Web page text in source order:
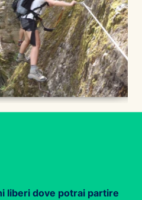
liberi dove potrai partire